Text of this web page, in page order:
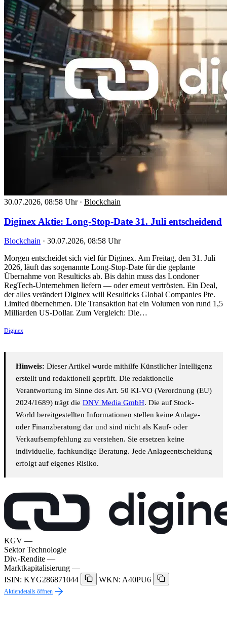
30.07.2026, 08:58 Uhr · Blockchain
Diginex Aktie: Long-Stop-Date 31. Juli entscheidend
Blockchain · 30.07.2026, 08:58 Uhr
Morgen entscheidet sich viel für Diginex. Am Freitag, den 31. Juli
2026, läuft das sogenannte Long-Stop-Date für die geplante
Übernahme von Resulticks ab. Bis dahin muss das Londoner
RegTech-Unternehmen liefern — oder erneut vertrösten. Ein Deal,
der alles verändert Diginex will Resulticks Global Companies Pte.
Limited übernehmen. Die Transaktion hat ein Volumen von rund 1,5
Milliarden US-Dollar. Zum Vergleich: Die…
Diginex
Hinweis: Dieser Artikel wurde mithilfe Künstlicher Intelligenz
erstellt und redaktionell geprüft. Die redaktionelle
Verantwortung im Sinne des Art. 50 KI-VO (Verordnung (EU)
2024/1689) trägt die DNV Media GmbH. Die auf Stock-
World bereitgestellten Informationen stellen keine Anlage-
oder Finanzberatung dar und sind nicht als Kauf- oder
Verkaufsempfehlung zu verstehen. Sie ersetzen keine
individuelle, fachkundige Beratung. Jede Anlageentscheidung
erfolgt auf eigenes Risiko.
KGV —
Sektor Technologie
Div.-Rendite —
Marktkapitalisierung —
ISIN: KYG286871044
WKN: A40PU6
Aktiendetails öffnen